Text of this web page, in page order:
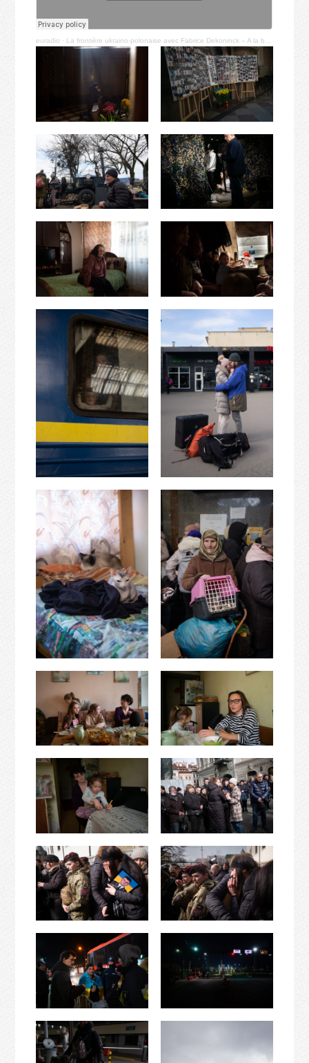
euradio · La frontière ukraino-polonaise avec Fabrice Dekoninck – A la barbe du Globe